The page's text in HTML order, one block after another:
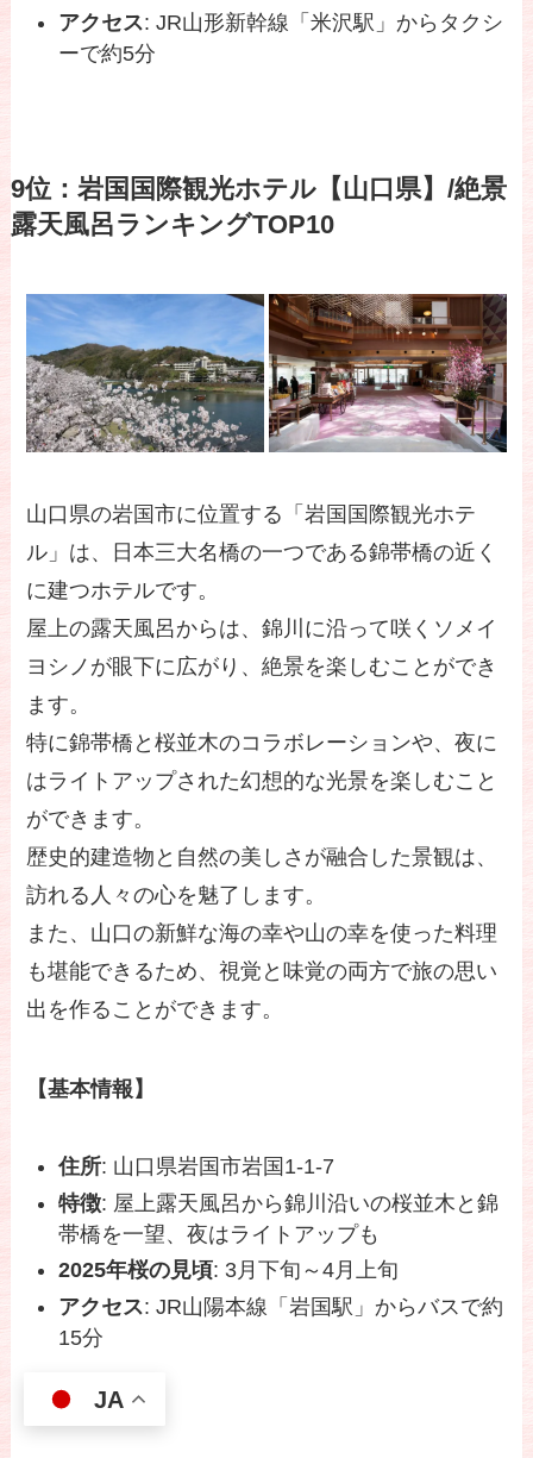
アクセス: JR山形新幹線「米沢駅」からタクシ
ーで約5分
9位：岩国国際観光ホテル【山口県】/絶景
露天風呂ランキングTOP10
山口県の岩国市に位置する「岩国国際観光ホテ
ル」は、日本三大名橋の一つである錦帯橋の近く
に建つホテルです。
屋上の露天風呂からは、錦川に沿って咲くソメイ
ヨシノが眼下に広がり、絶景を楽しむことができ
ます。
特に錦帯橋と桜並木のコラボレーションや、夜に
はライトアップされた幻想的な光景を楽しむこと
ができます。
歴史的建造物と自然の美しさが融合した景観は、
訪れる人々の心を魅了します。
また、山口の新鮮な海の幸や山の幸を使った料理
も堪能できるため、視覚と味覚の両方で旅の思い
出を作ることができます。
【基本情報】
住所: 山口県岩国市岩国1-1-7
特徴: 屋上露天風呂から錦川沿いの桜並木と錦
帯橋を一望、夜はライトアップも
2025年桜の見頃: 3月下旬～4月上旬
アクセス: JR山陽本線「岩国駅」からバスで約
15分
JA